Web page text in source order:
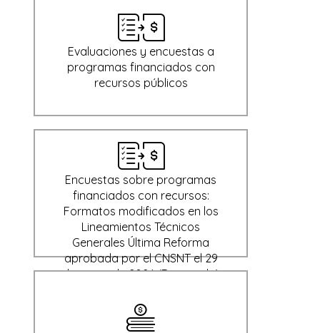
Evaluaciones y encuestas a
programas financiados con
recursos públicos
Encuestas sobre programas
financiados con recursos:
Formatos modificados en los
Lineamientos Técnicos
Generales Última Reforma
aprobada por el CNSNT el 29
de enero de 2024 (Derogada)